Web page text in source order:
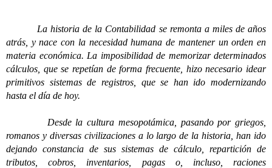
La historia de la Contabilidad se remonta a miles de años
atrás, y nace con la necesidad humana de mantener un orden en
materia económica. La imposibilidad de memorizar determinados
cálculos, que se repetían de forma frecuente, hizo necesario idear
primitivos sistemas de registros, que se han ido modernizando
hasta el día de hoy.
Desde la cultura mesopotámica, pasando por griegos,
romanos y diversas civilizaciones a lo largo de la historia, han ido
dejando constancia de sus sistemas de cálculo, repartición de
tributos, cobros, inventarios, pagas o, incluso, raciones